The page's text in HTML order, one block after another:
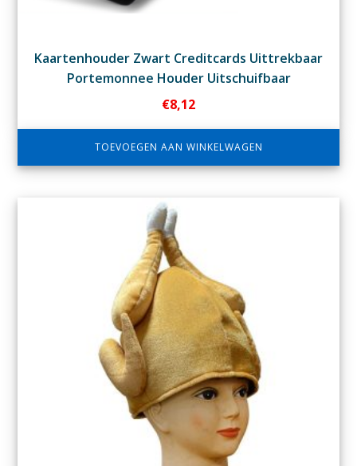
Kaartenhouder Zwart Creditcards Uittrekbaar
Portemonnee Houder Uitschuifbaar
€8,12
TOEVOEGEN AAN WINKELWAGEN